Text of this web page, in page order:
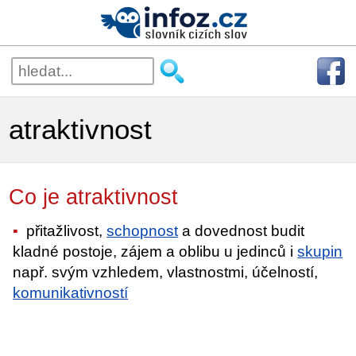
atraktivnost
Co je atraktivnost
přitažlivost,schopnost a dovednost budit
kladné postoje, zájem a oblibu u jedinců iskupin
např. svým vzhledem, vlastnostmi, účelností,
komunikativností